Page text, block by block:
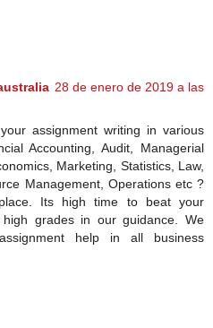
28 de enero de 2019 a las
assignment writing in various
Accounting, Audit, Managerial
Marketing, Statistics, Law,
Management, Operations etc ?
Its high time to beat your
grades in our guidance. We
help in all business